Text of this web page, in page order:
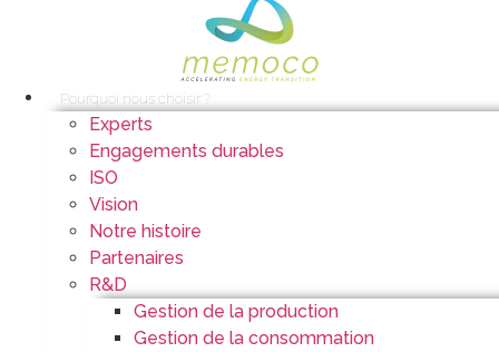
Pourquoi nous choisir ?
Experts
Engagements durables
ISO
Vision
Notre histoire
Partenaires
R&D
Gestion de la production
Gestion de la consommation